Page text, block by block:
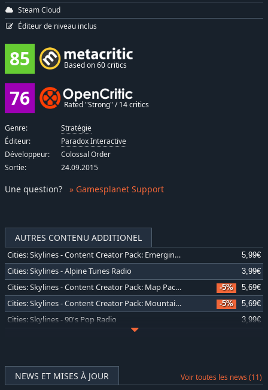
AUTRES CONTENU ADDITIONEL
Cities: Skylines - Content Creator Pack: Emerging Downtown 5,99€
Cities: Skylines - Alpine Tunes Radio 3,99€
Cities: Skylines - Content Creator Pack: Map Pack 3 -5% 5,69€
Cities: Skylines - Content Creator Pack: Mountain Village -5% 5,69€
Cities: Skylines - 90's Pop Radio 3,99€
Cities: Skylines - Content Creator Pack: Brooklyn & Queens 5,99€
NEWS ET MISES À JOUR Voir toutes les news (11)
Steam Cloud
Éditeur de niveau inclus
85 Based on 60 critics
76 Rated "Strong" / 14 critics
Genre:
Stratégie
Éditeur:
Paradox Interactive
Développeur:
Colossal Order
Sortie:
24.09.2015
Une question? » Gamesplanet Support